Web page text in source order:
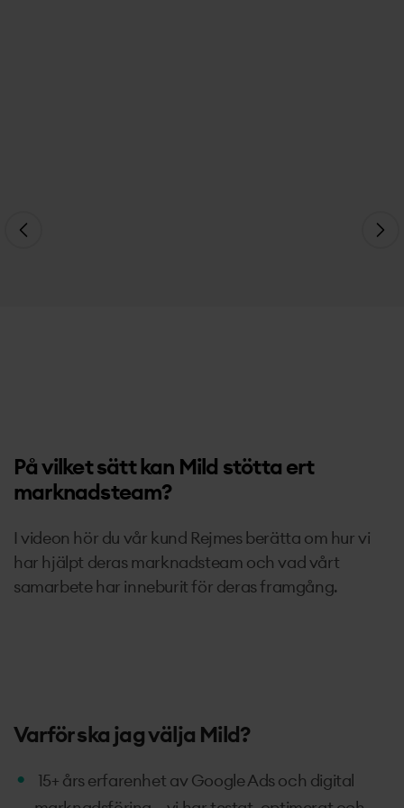
På vilket sätt kan Mild stötta ert
marknadsteam?
I videon hör du vår kund Rejmes berätta om hur vi
har hjälpt deras marknadsteam och vad vårt
samarbete har inneburit för deras framgång.
Varför ska jag välja Mild?
15+ års erfarenhet av Google Ads och digital